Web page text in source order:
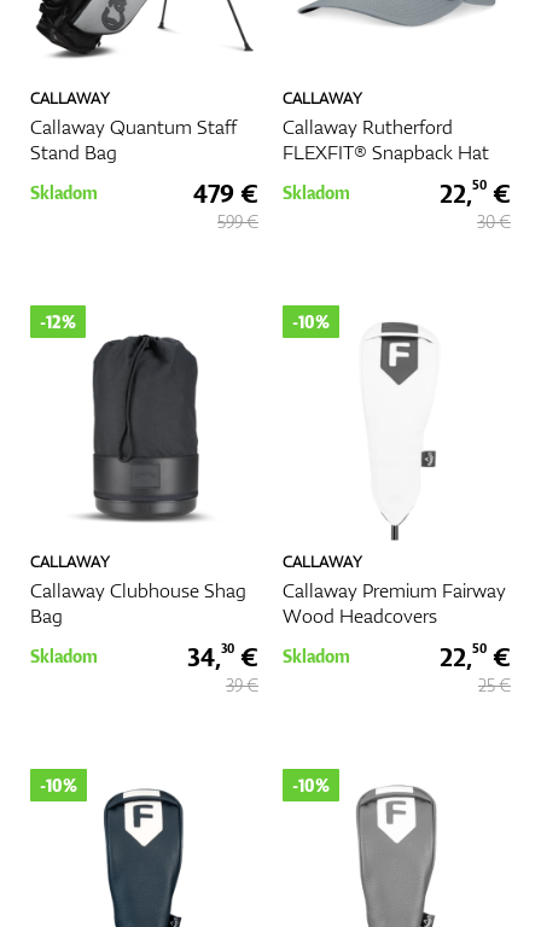
CALLAWAY
Callaway Quantum Staff
Stand Bag
Skladom 479 €
599 €
CALLAWAY
Callaway Rutherford
FLEXFIT® Snapback Hat
Skladom 22,50 €
30 €
CALLAWAY
Callaway Clubhouse Shag
Bag
-12%
Skladom 34,30 €
39 €
CALLAWAY
Callaway Premium Fairway
Wood Headcovers
-10%
Skladom 22,50 €
25 €
-10% -10%